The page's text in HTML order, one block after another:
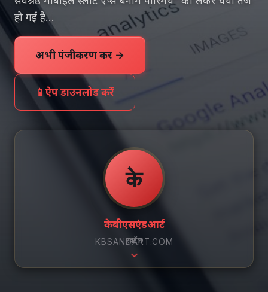
हो गई है...
अभी पंजीकरण करें →
📱 ऐप डाउनलोड करें
के
केबीएसएंडआर्ट
KBSANDART.COM
स्क्रॉल